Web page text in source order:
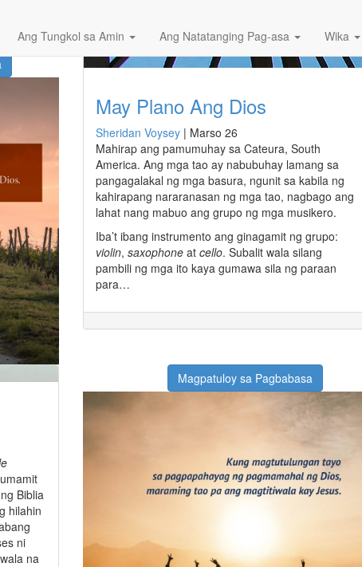
Ang Tungkol sa Amin
Ang Natatanging Pag-asa Wika
May Plano Ang Dios
Sheridan Voysey | Marso 26
Mahirap ang pamumuhay sa Cateura, South
America. Ang mga tao ay nabubuhay lamang sa
pangagalakal ng mga basura, ngunit sa kabila ng
kahirapang nararanasan ng mga tao, nagbago ang
lahat nang mabuo ang grupo ng mga musikero.
Iba’t ibang instrumento ang ginagamit ng grupo:
violin, saxophone at cello. Subalit wala silang
pambili ng mga ito kaya gumawa sila ng paraan
para…
Biblia
hilahin
ni
na
Magpatuloy sa Pagbabasa